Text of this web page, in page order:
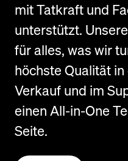
mit Tatkraft und
unterstützt.
für alles, was wir
höchste Qualität
Verkauf und im
einen All-in-One
Seite.